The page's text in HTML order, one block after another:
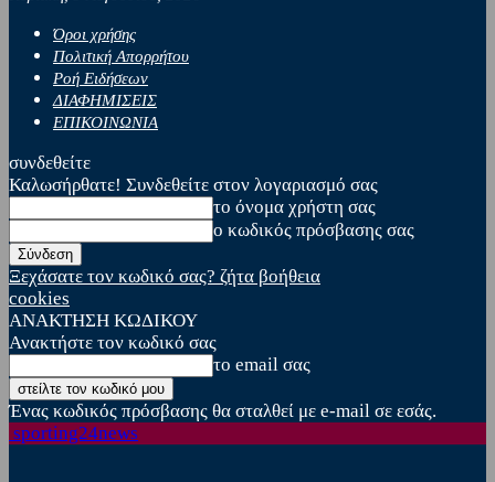
Όροι χρήσης
Πολιτική Απορρήτου
Ροή Ειδήσεων
ΔΙΑΦΗΜΙΣΕΙΣ
ΕΠΙΚΟΙΝΩΝΙΑ
συνδεθείτε
Καλωσήρθατε! Συνδεθείτε στον λογαριασμό σας
το όνομα χρήστη σας
ο κωδικός πρόσβασης σας
Ξεχάσατε τον κωδικό σας? ζήτα βοήθεια
cookies
ΑΝΑΚΤΗΣΗ ΚΩΔΙΚΟΥ
Ανακτήστε τον κωδικό σας
το email σας
Ένας κωδικός πρόσβασης θα σταλθεί με e-mail σε εσάς.
sporting24news